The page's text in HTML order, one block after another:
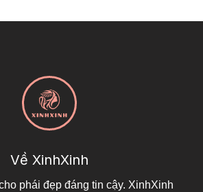
Về XinhXinh
phái đẹp đáng tin cậy. XinhXinh